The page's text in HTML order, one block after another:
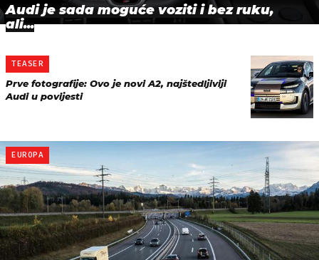
Audi je sada moguće voziti i bez ruku,
ali...
TEASER
Prve fotografije: Ovo je novi A2, najštedljiviji
Audi u povijesti
EUROPA